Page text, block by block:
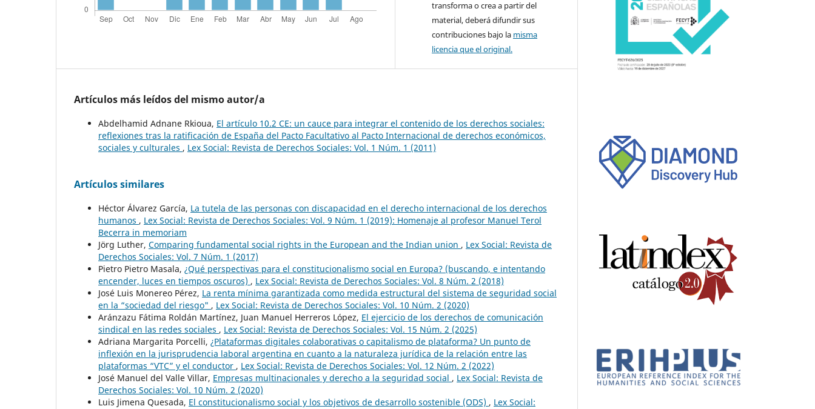
transforma o crea a partir del
material, deberá difundir sus
contribuciones bajo la misma
licencia que el original.
Artículos más leídos del mismo autor/a
Abdelhamid Adnane Rkioua, El artículo 10.2 CE: un cauce para integrar el contenido de los derechos sociales:
reflexiones tras la ratificación de España del Pacto Facultativo al Pacto Internacional de derechos económicos,
sociales y culturales , Lex Social: Revista de Derechos Sociales: Vol. 1 Núm. 1 (2011)
Artículos similares
Héctor Álvarez García, La tutela de las personas con discapacidad en el derecho internacional de los derechos
humanos , Lex Social: Revista de Derechos Sociales: Vol. 9 Núm. 1 (2019): Homenaje al profesor Manuel Terol
Becerra in memoriam
Jörg Luther, Comparing fundamental social rights in the European and the Indian union , Lex Social: Revista de
Derechos Sociales: Vol. 7 Núm. 1 (2017)
Pietro Pietro Masala, ¿Qué perspectivas para el constitucionalismo social en Europa? (buscando, e intentando
encender, luces en tiempos oscuros) , Lex Social: Revista de Derechos Sociales: Vol. 8 Núm. 2 (2018)
José Luis Monereo Pérez, La renta mínima garantizada como medida estructural del sistema de seguridad social
en la “sociedad del riesgo" , Lex Social: Revista de Derechos Sociales: Vol. 10 Núm. 2 (2020)
Aránzazu Fátima Roldán Martínez, Juan Manuel Herreros López, El ejercicio de los derechos de comunicación
sindical en las redes sociales , Lex Social: Revista de Derechos Sociales: Vol. 15 Núm. 2 (2025)
Adriana Margarita Porcelli, ¿Plataformas digitales colaborativas o capitalismo de plataforma? Un punto de
inflexión en la jurisprudencia laboral argentina en cuanto a la naturaleza jurídica de la relación entre las
plataformas “VTC” y el conductor , Lex Social: Revista de Derechos Sociales: Vol. 12 Núm. 2 (2022)
José Manuel del Valle Villar, Empresas multinacionales y derecho a la seguridad social , Lex Social: Revista de
Derechos Sociales: Vol. 10 Núm. 2 (2020)
Luis Jimena Quesada, El constitucionalismo social y los objetivos de desarrollo sostenible (ODS) , Lex Social: